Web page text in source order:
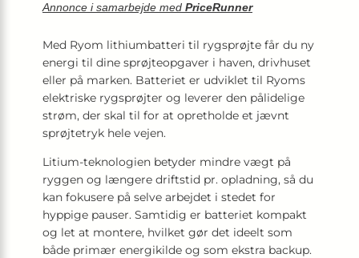
Annonce i samarbejde med PriceRunner
Med Ryom lithiumbatteri til rygsprøjte får du ny
energi til dine sprøjteopgaver i haven, drivhuset
eller på marken. Batteriet er udviklet til Ryoms
elektriske rygsprøjter og leverer den pålidelige
strøm, der skal til for at opretholde et jævnt
sprøjtetryk hele vejen.
Litium-teknologien betyder mindre vægt på
ryggen og længere driftstid pr. opladning, så du
kan fokusere på selve arbejdet i stedet for
hyppige pauser. Samtidig er batteriet kompakt
og let at montere, hvilket gør det ideelt som
både primær energikilde og som ekstra backup.